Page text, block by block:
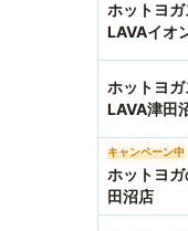
ホットヨ
LAVAイオ
ホットヨ
LAVA津田
キャンペーン中
ホットヨ
田沼店